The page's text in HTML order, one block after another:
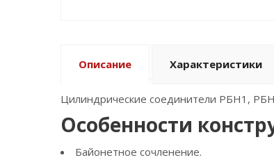
Описание Характеристики
Цилиндрические соединители РБН1,
Особенности
Байонетное сочленение.